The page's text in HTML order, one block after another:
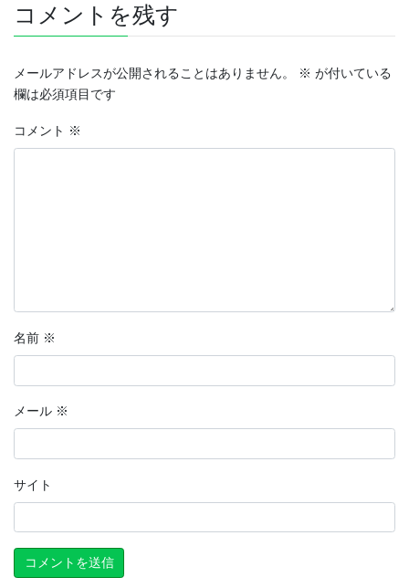
コメントを残す
メールアドレスが公開されることはありません。 ※ が付いている
欄は必須項目です
コメント ※
名前 ※
メール ※
サイト